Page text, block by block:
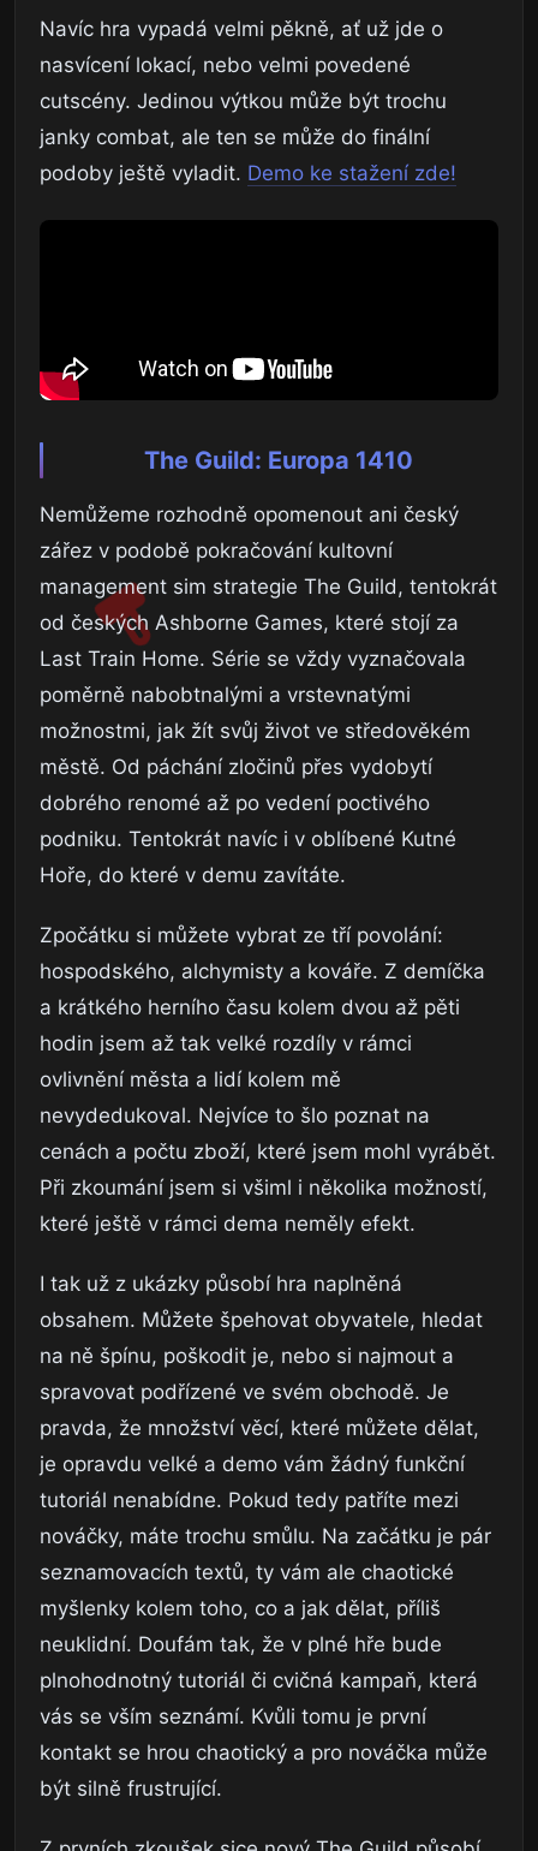
Navíc hra vypadá velmi pěkně, ať už jde o
nasvícení lokací, nebo velmi povedené
cutscény. Jedinou výtkou může být trochu
janky combat, ale ten se může do finální
podoby ještě vyladit. Demo ke stažení zde!
The Guild: Europa 1410
Nemůžeme rozhodně opomenout ani český
zářez v podobě pokračování kultovní
management sim strategie The Guild, tentokrát
od českých Ashborne Games, které stojí za
Last Train Home. Série se vždy vyznačovala
poměrně nabobtnalými a vrstevnatými
možnostmi, jak žít svůj život ve středověkém
městě. Od páchání zločinů přes vydobytí
dobrého renomé až po vedení poctivého
podniku. Tentokrát navíc i v oblíbené Kutné
Hoře, do které v demu zavítáte.
Zpočátku si můžete vybrat ze tří povolání:
hospodského, alchymisty a kováře. Z demíčka
a krátkého herního času kolem dvou až pěti
hodin jsem až tak velké rozdíly v rámci
ovlivnění města a lidí kolem mě
nevydedukoval. Nejvíce to šlo poznat na
cenách a počtu zboží, které jsem mohl vyrábět.
Při zkoumání jsem si všiml i několika možností,
které ještě v rámci dema neměly efekt.
I tak už z ukázky působí hra naplněná
obsahem. Můžete špehovat obyvatele, hledat
na ně špínu, poškodit je, nebo si najmout a
spravovat podřízené ve svém obchodě. Je
pravda, že množství věcí, které můžete dělat,
je opravdu velké a demo vám žádný funkční
tutoriál nenabídne. Pokud tedy patříte mezi
nováčky, máte trochu smůlu. Na začátku je pár
seznamovacích textů, ty vám ale chaotické
myšlenky kolem toho, co a jak dělat, příliš
neuklidní. Doufám tak, že v plné hře bude
plnohodnotný tutoriál či cvičná kampaň, která
vás se vším seznámí. Kvůli tomu je první
kontakt se hrou chaotický a pro nováčka může
být silně frustrující.